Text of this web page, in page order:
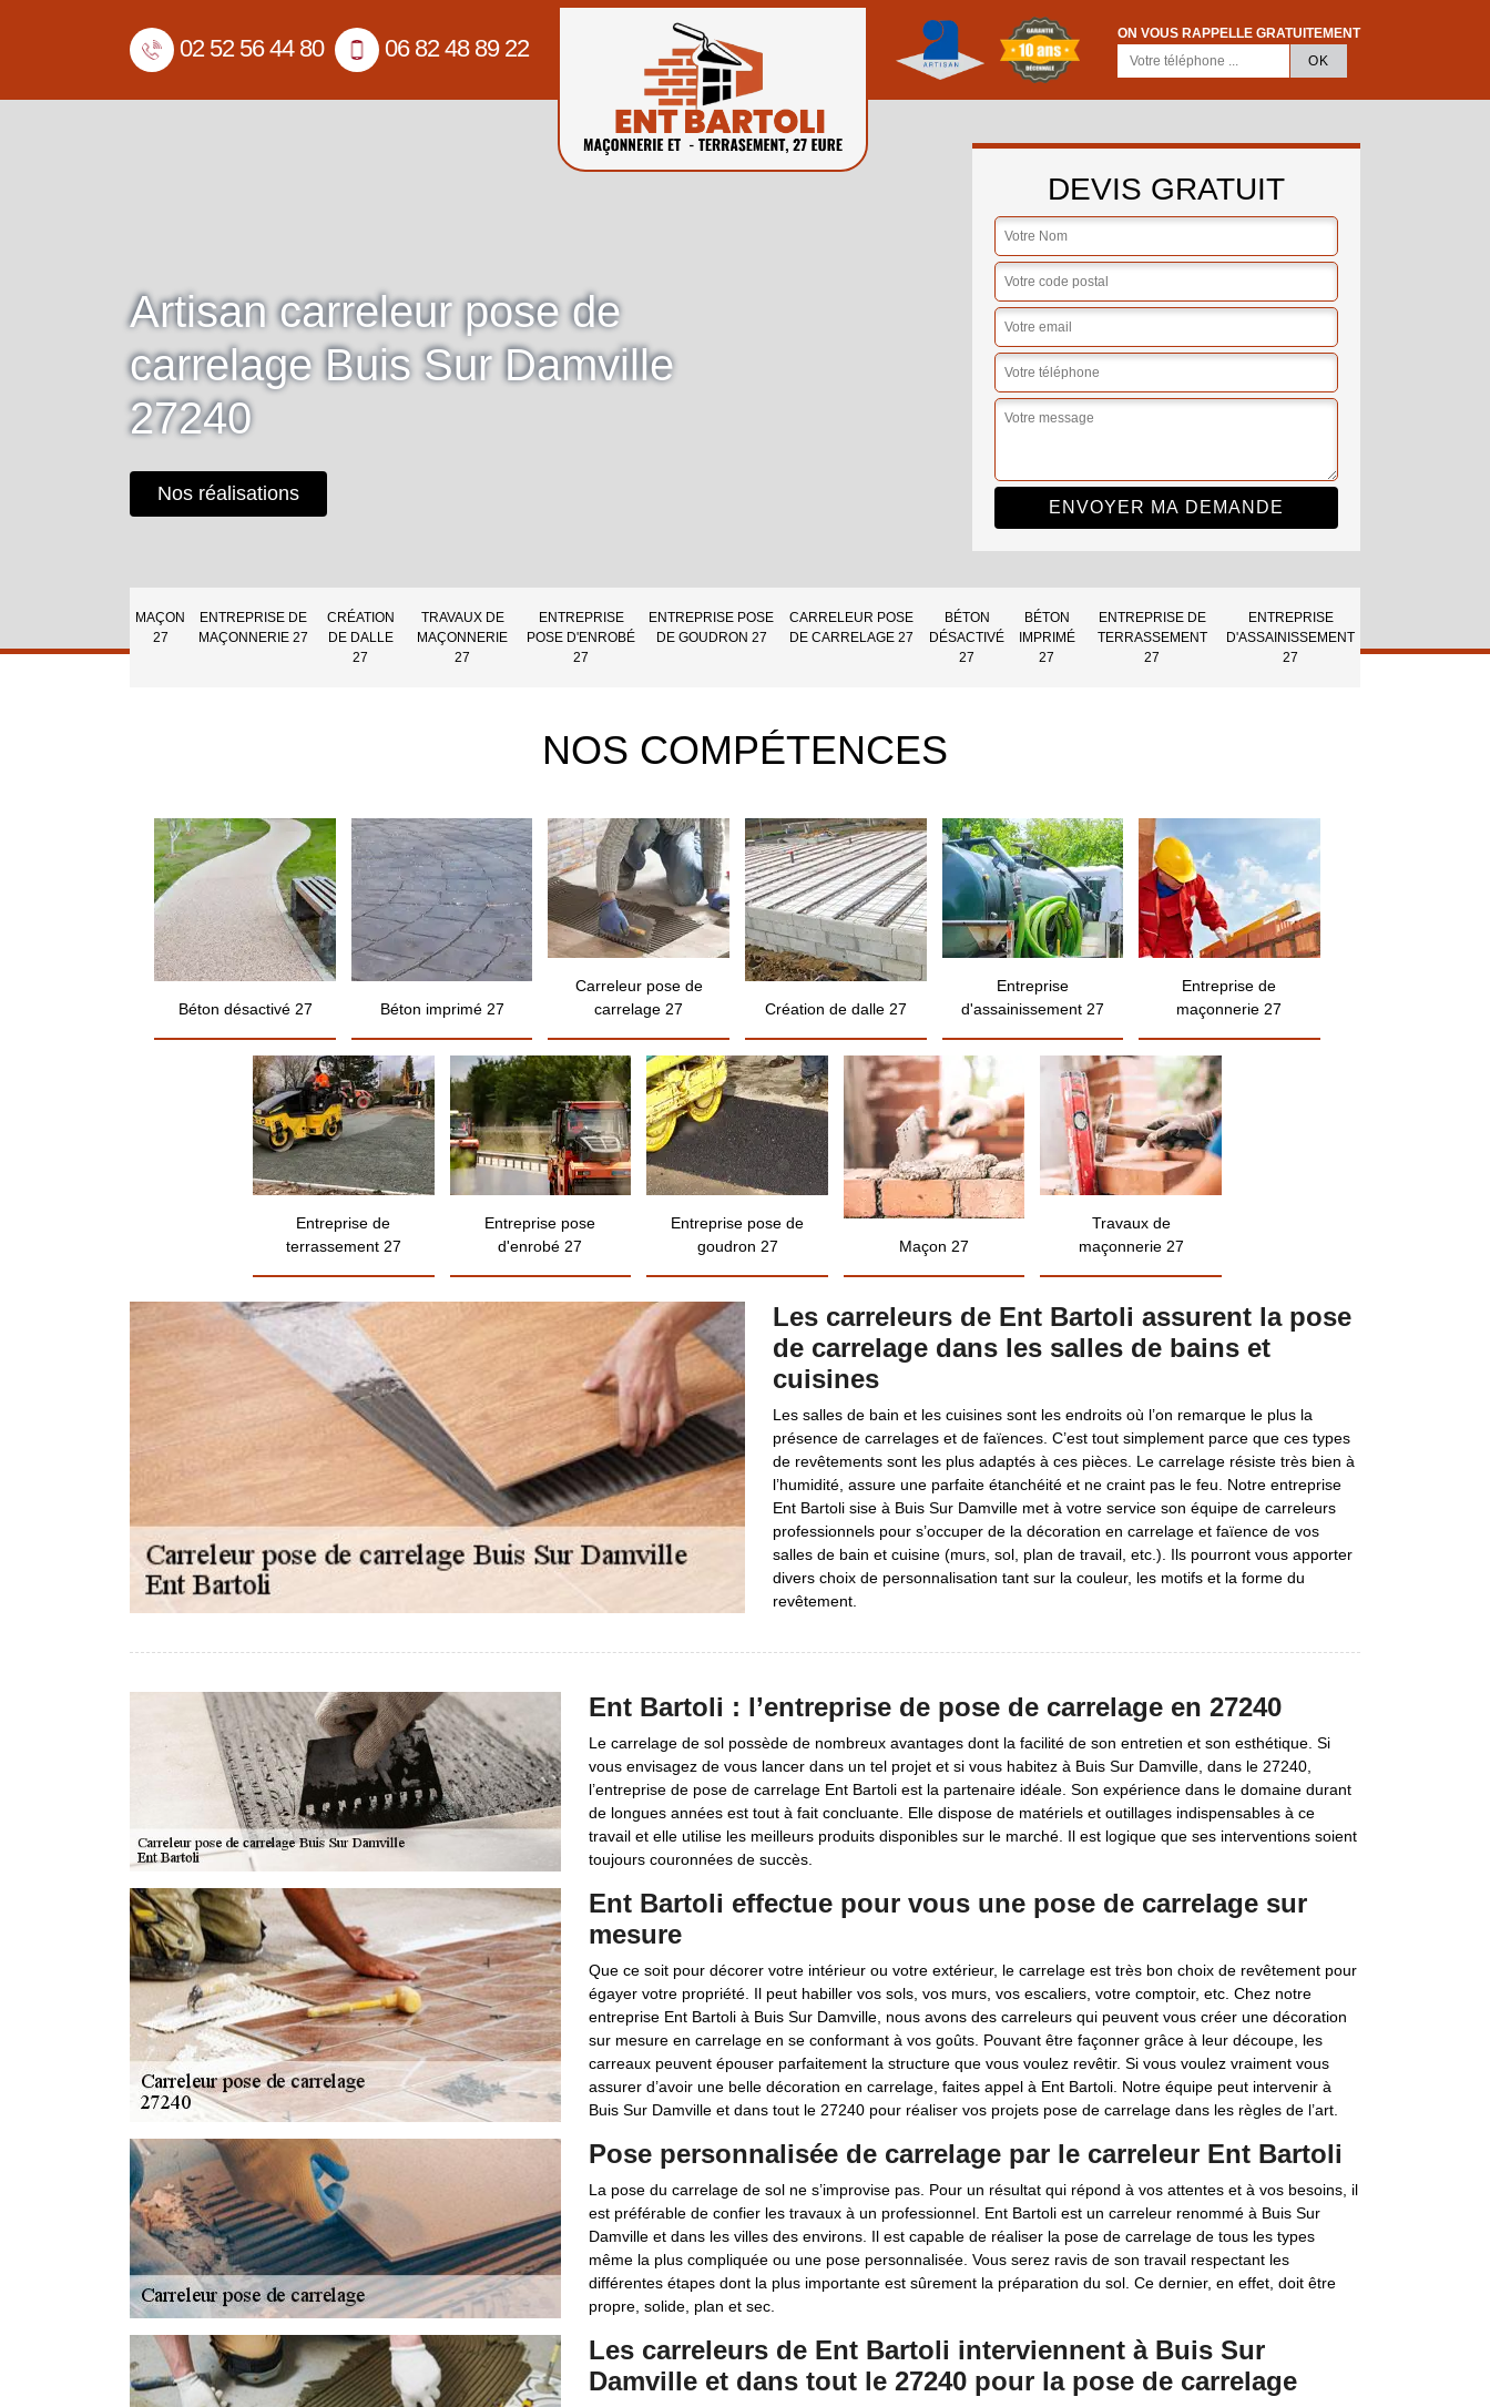
02 52 56 44 80 06 82 48 89 22
ON VOUS RAPPELLE GRATUITEMENT
Artisan carreleur pose de
carrelage Buis Sur Damville
27240
Nos réalisations
DEVIS GRATUIT
MAÇON
27
ENTREPRISE DE
MAÇONNERIE 27
CRÉATION
DE DALLE
27
TRAVAUX DE
MAÇONNERIE
27
ENTREPRISE
POSE D'ENROBÉ
27
ENTREPRISE POSE
DE GOUDRON 27
CARRELEUR POSE
DE CARRELAGE 27
BÉTON
DÉSACTIVÉ
27
BÉTON
IMPRIMÉ
27
ENTREPRISE DE
TERRASSEMENT
27
ENTREPRISE
D'ASSAINISSEMENT
27
NOS COMPÉTENCES
Béton désactivé 27 Béton imprimé 27
Carreleur pose de
carrelage 27
Création de dalle 27
Entreprise
d'assainissement 27
Entreprise de
maçonnerie 27
Entreprise de
terrassement 27
Entreprise pose
d'enrobé 27
Entreprise pose de
goudron 27
Maçon 27
Travaux de
maçonnerie 27
Les carreleurs de Ent Bartoli assurent la pose
de carrelage dans les salles de bains et
cuisines
Les salles de bain et les cuisines sont les endroits où l’on remarque le plus la
présence de carrelages et de faïences. C’est tout simplement parce que ces types
de revêtements sont les plus adaptés à ces pièces. Le carrelage résiste très bien à
l’humidité, assure une parfaite étanchéité et ne craint pas le feu. Notre entreprise
Ent Bartoli sise à Buis Sur Damville met à votre service son équipe de carreleurs
professionnels pour s’occuper de la décoration en carrelage et faïence de vos
salles de bain et cuisine (murs, sol, plan de travail, etc.). Ils pourront vous apporter
divers choix de personnalisation tant sur la couleur, les motifs et la forme du
revêtement.
Ent Bartoli : l’entreprise de pose de carrelage en 27240
Le carrelage de sol possède de nombreux avantages dont la facilité de son entretien et son esthétique. Si
vous envisagez de vous lancer dans un tel projet et si vous habitez à Buis Sur Damville, dans le 27240,
l’entreprise de pose de carrelage Ent Bartoli est la partenaire idéale. Son expérience dans le domaine durant
de longues années est tout à fait concluante. Elle dispose de matériels et outillages indispensables à ce
travail et elle utilise les meilleurs produits disponibles sur le marché. Il est logique que ses interventions soient
toujours couronnées de succès.
Ent Bartoli effectue pour vous une pose de carrelage sur
mesure
Que ce soit pour décorer votre intérieur ou votre extérieur, le carrelage est très bon choix de revêtement pour
égayer votre propriété. Il peut habiller vos sols, vos murs, vos escaliers, votre comptoir, etc. Chez notre
entreprise Ent Bartoli à Buis Sur Damville, nous avons des carreleurs qui peuvent vous créer une décoration
sur mesure en carrelage en se conformant à vos goûts. Pouvant être façonner grâce à leur découpe, les
carreaux peuvent épouser parfaitement la structure que vous voulez revêtir. Si vous voulez vraiment vous
assurer d’avoir une belle décoration en carrelage, faites appel à Ent Bartoli. Notre équipe peut intervenir à
Buis Sur Damville et dans tout le 27240 pour réaliser vos projets pose de carrelage dans les règles de l’art.
Pose personnalisée de carrelage par le carreleur Ent Bartoli
La pose du carrelage de sol ne s’improvise pas. Pour un résultat qui répond à vos attentes et à vos besoins, il
est préférable de confier les travaux à un professionnel. Ent Bartoli est un carreleur renommé à Buis Sur
Damville et dans les villes des environs. Il est capable de réaliser la pose de carrelage de tous les types
même la plus compliquée ou une pose personnalisée. Vous serez ravis de son travail respectant les
différentes étapes dont la plus importante est sûrement la préparation du sol. Ce dernier, en effet, doit être
propre, solide, plan et sec.
Les carreleurs de Ent Bartoli interviennent à Buis Sur
Damville et dans tout le 27240 pour la pose de carrelage